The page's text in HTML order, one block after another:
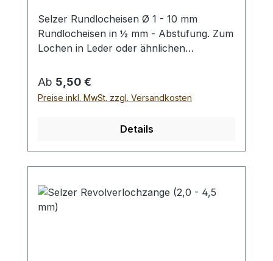
Selzer Rundlocheisen Ø 1 - 10 mm
Rundlocheisen in ½ mm - Abstufung. Zum
Lochen in Leder oder ähnlichen
Unterlage und einen geeigneten
Hammer zum Schlagen, (keinen
Stahlhammer; Gefahr des Splitterns) siehe
erhalten Sie 1 Selzer Rundlocheisen der
gewählten Größe.
Regulärer Preis:
Ab 5,50 €
Preise inkl. MwSt. zzgl. Versandkosten
Details